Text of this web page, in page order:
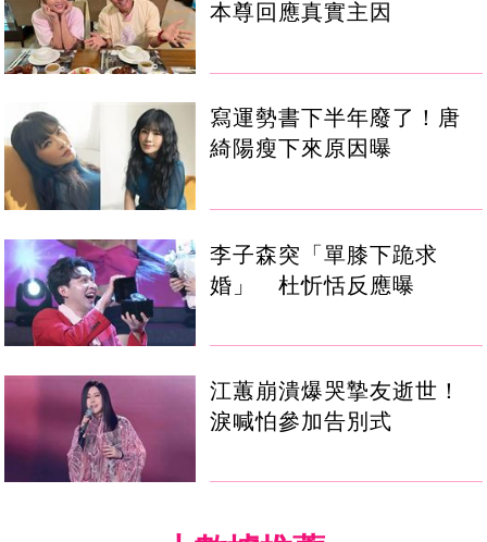
本尊回應真實主因
寫運勢書下半年廢了！唐
綺陽瘦下來原因曝
李子森突「單膝下跪求
婚」 杜忻恬反應曝
江蕙崩潰爆哭摯友逝世！
淚喊怕參加告別式